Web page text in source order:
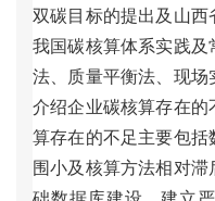
双碳目标的提出及 山西
我国碳核算体系实践及
法、 质量平衡法、 现场
介绍企业碳核算存在的
算存在的不足主要包括
围小及核算方法相对滞